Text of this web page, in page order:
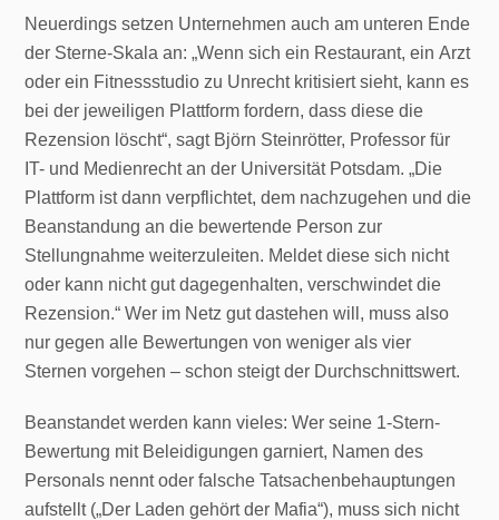
Neuerdings setzen Unternehmen auch am unteren Ende
der Sterne-Skala an: „Wenn sich ein Restaurant, ein Arzt
oder ein Fitnessstudio zu Unrecht kritisiert sieht, kann es
bei der jeweiligen Plattform fordern, dass diese die
Rezension löscht“, sagt Björn Steinrötter, Professor für
IT- und Medienrecht an der Universität Potsdam. „Die
Plattform ist dann verpflichtet, dem nachzugehen und die
Beanstandung an die bewertende Person zur
Stellungnahme weiterzuleiten. Meldet diese sich nicht
oder kann nicht gut dagegenhalten, verschwindet die
Rezension.“ Wer im Netz gut dastehen will, muss also
nur gegen alle Bewertungen von weniger als vier
Sternen vorgehen – schon steigt der Durchschnittswert.
Beanstandet werden kann vieles: Wer seine 1-Stern-
Bewertung mit Beleidigungen garniert, Namen des
Personals nennt oder falsche Tatsachenbehauptungen
aufstellt („Der Laden gehört der Mafia“), muss sich nicht